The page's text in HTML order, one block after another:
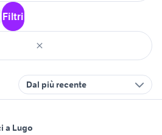
Filtri
Dal più recente
a Lugo